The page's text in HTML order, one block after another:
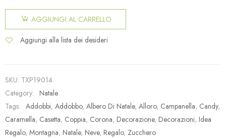
AGGIUNGI AL CARRELLO
Aggiungi alla lista dei desideri
SKU: TXP19014
Category: Natale
Tags: Addobbi, Addobbo, Albero Di Natale, Alloro, Campanella, Candy,
Caramella, Casetta, Coppia, Corona, Decorazione, Decorazioni, Idea
Regalo, Montagna, Natale, Neve, Regalo, Zucchero